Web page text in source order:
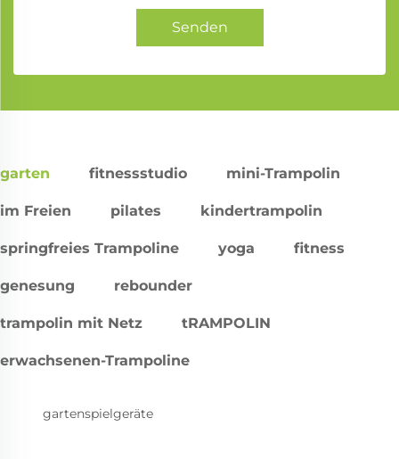
Senden
garten fitnessstudio mini-Trampolin
im Freien pilates kindertrampolin
springfreies Trampoline yoga fitness
genesung rebounder
trampolin mit Netz tRAMPOLIN
erwachsenen-Trampoline
gartenspielgeräte